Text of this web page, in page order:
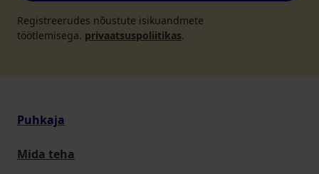
Registreerudes nõustute isikuandmete
töötlemisega. privaatsuspoliitikas.
Puhkaja
Mida teha